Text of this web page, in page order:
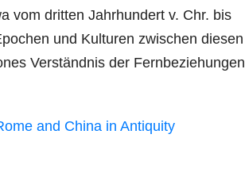
vom dritten Jahrhundert v. Chr. bis
und Kulturen zwischen diesen
Verständnis der Fernbeziehungen
and China in Antiquity